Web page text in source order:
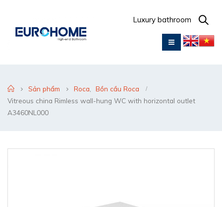
Luxury bathroom
Sản phẩm Roca
Bồn cầu Roca
Vitreous china Rimless wall-hung WC with horizontal outlet
A3460NL000